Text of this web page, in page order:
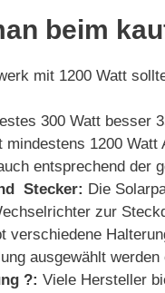
beim
mit 1200 Watt
300 Watt besser
mindestens 1200
entsprechend der
Stecker: Die
zur
verschiedene
ausgewählt
?: Viele Hersteller